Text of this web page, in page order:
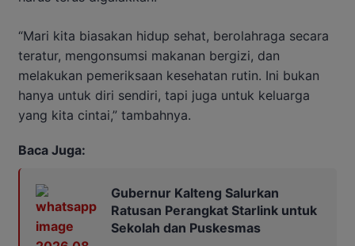
“Mari kita biasakan hidup sehat, berolahraga secara
teratur, mengonsumsi makanan bergizi, dan
melakukan pemeriksaan kesehatan rutin. Ini bukan
hanya untuk diri sendiri, tapi juga untuk keluarga
yang kita cintai,” tambahnya.
Baca Juga:
Gubernur Kalteng Salurkan
Ratusan Perangkat Starlink untuk
Sekolah dan Puskesmas